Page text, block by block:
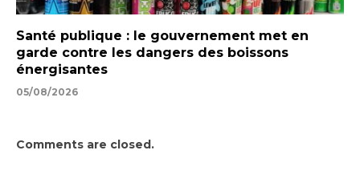
Santé publique : le gouvernement met en
garde contre les dangers des boissons
énergisantes
05/08/2026
Comments are closed.